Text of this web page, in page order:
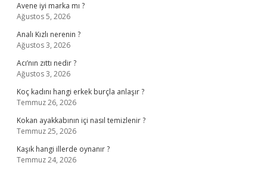
Avene iyi marka mı ?
Ağustos 5, 2026
Analı Kızlı nerenin ?
Ağustos 3, 2026
Acı’nın zıttı nedir ?
Ağustos 3, 2026
Koç kadını hangi erkek burçla anlaşır ?
Temmuz 26, 2026
Kokan ayakkabının içi nasıl temizlenir ?
Temmuz 25, 2026
Kaşık hangi illerde oynanır ?
Temmuz 24, 2026